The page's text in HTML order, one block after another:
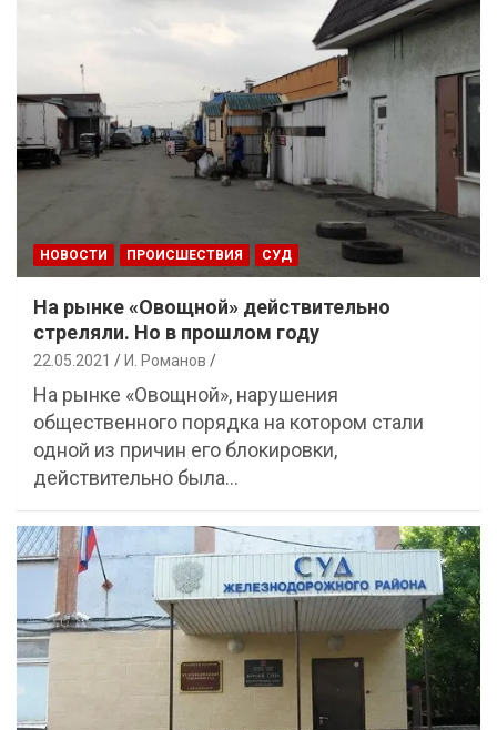
НОВОСТИ ПРОИСШЕСТВИЯ СУД
На рынке «Овощной» действительно
стреляли. Но в прошлом году
22.05.2021 И. Романов
На рынке «Овощной», нарушения
общественного порядка на котором стали
одной из причин его блокировки,
действительно была…